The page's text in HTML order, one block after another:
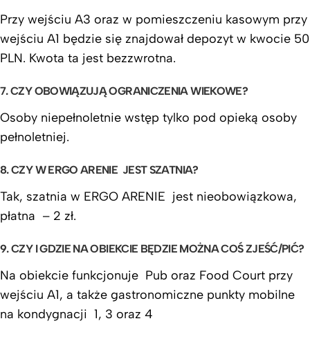
Przy wejściu A3 oraz w pomieszczeniu kasowym przy
wejściu A1 będzie się znajdował depozyt w kwocie 50
PLN. Kwota ta jest bezzwrotna.
7. CZY OBOWIĄZUJĄ OGRANICZENIA WIEKOWE?
Osoby niepełnoletnie wstęp tylko pod opieką osoby
pełnoletniej.
8. CZY W ERGO ARENIE JEST SZATNIA?
Tak, szatnia w ERGO ARENIE jest nieobowiązkowa,
płatna – 2 zł.
9. CZY I GDZIE NA OBIEKCIE BĘDZIE MOŻNA COŚ ZJEŚĆ/PIĆ?
Na obiekcie funkcjonuje Pub oraz Food Court przy
wejściu A1, a także gastronomiczne punkty mobilne
na kondygnacji 1, 3 oraz 4